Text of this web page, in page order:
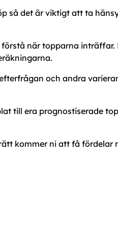
så det är viktigt att ta
när topparna inträffar.
och andra
till era prognostiserade
kommer ni att få fördelar